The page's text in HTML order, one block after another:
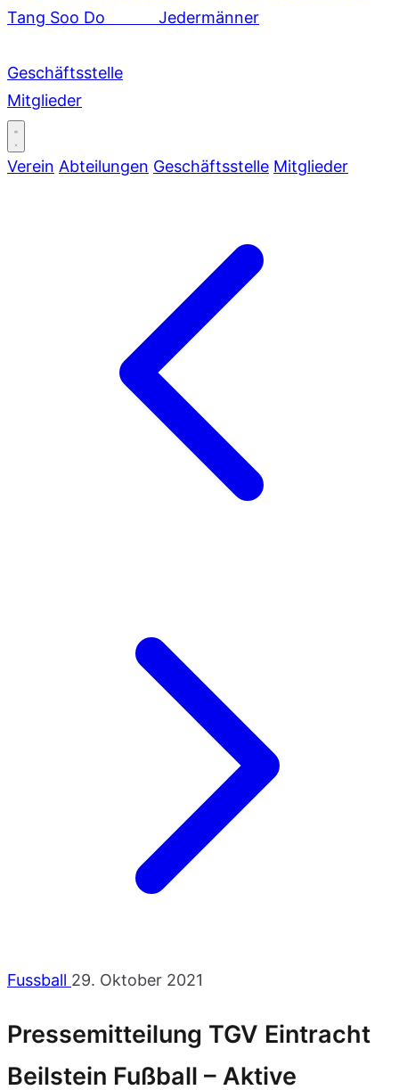
Tang Soo Do
Jedermänner
Geschäftsstelle
Mitglieder
Verein Abteilungen Geschäftsstelle Mitglieder
Fussball 29. Oktober 2021
Pressemitteilung TGV Eintracht
Beilstein Fußball – Aktive